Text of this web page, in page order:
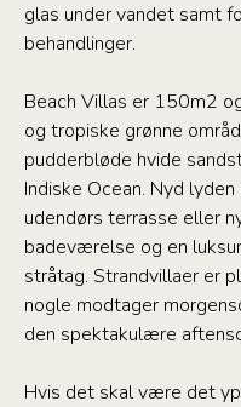
glas under vandet samt
behandlinger.
Beach Villas er 150m2
og tropiske grønne
pudderbløde hvide
Indiske Ocean. Nyd
udendørs terrasse eller
badeværelse og en
stråtag. Strandvillaer er
nogle modtager
den spektakulære
Hvis det skal være det